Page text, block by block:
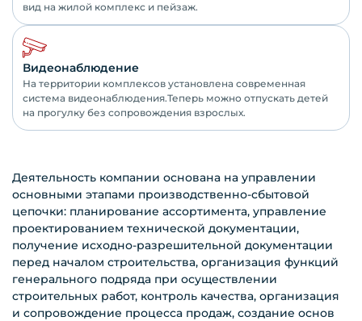
вид на жилой комплекс и пейзаж.
Видеонаблюдение
На территории комплексов установлена современная
система видеонаблюдения.Теперь можно отпускать детей
на прогулку без сопровождения взрослых.
Деятельность компании основана на управлении
основными этапами производственно-сбытовой
цепочки: планирование ассортимента, управление
проектированием технической документации,
получение исходно-разрешительной документации
перед началом строительства, организация функций
генерального подряда при осуществлении
строительных работ, контроль качества, организация
и сопровождение процесса продаж, создание основ